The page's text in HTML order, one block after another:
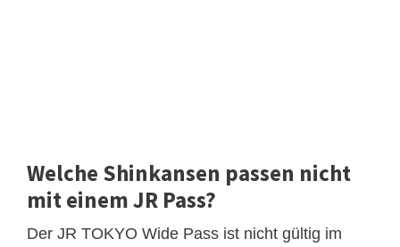
Welche Shinkansen passen nicht
mit einem JR Pass?
Der JR TOKYO Wide Pass ist nicht gültig im